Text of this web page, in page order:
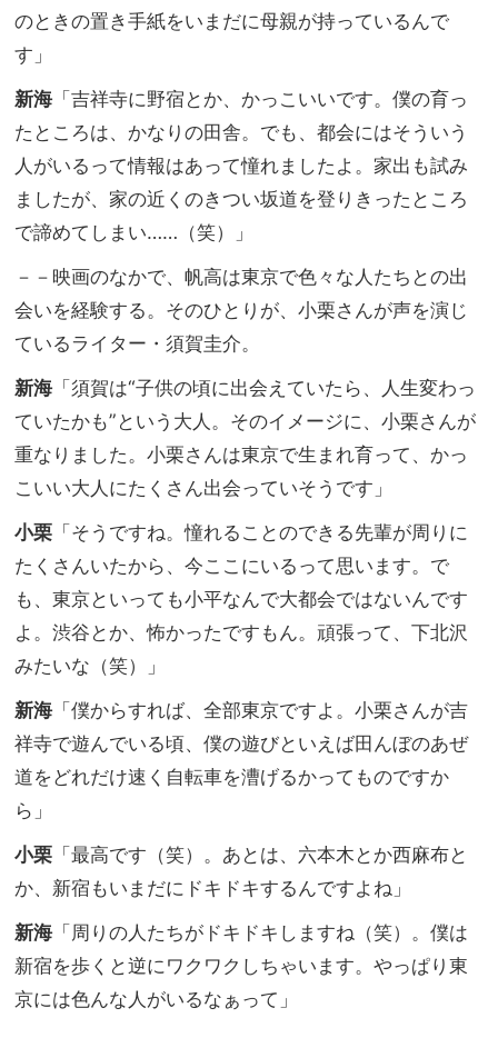
のときの置き手紙をいまだに母親が持っているんで
す」
新海「吉祥寺に野宿とか、かっこいいです。僕の育っ
たところは、かなりの田舎。でも、都会にはそういう
人がいるって情報はあって憧れましたよ。家出も試み
ましたが、家の近くのきつい坂道を登りきったところ
で諦めてしまい……（笑）」
－－映画のなかで、帆高は東京で色々な人たちとの出
会いを経験する。そのひとりが、小栗さんが声を演じ
ているライター・須賀圭介。
新海「須賀は“子供の頃に出会えていたら、人生変わっ
ていたかも”という大人。そのイメージに、小栗さんが
重なりました。小栗さんは東京で生まれ育って、かっ
こいい大人にたくさん出会っていそうです」
小栗 「そうですね。憧れることのできる先輩が周りに
たくさんいたから、今ここにいるって思います。で
も、東京といっても小平なんで大都会ではないんです
よ。渋谷とか、怖かったですもん。頑張って、下北沢
みたいな（笑）」
新海「僕からすれば、全部東京ですよ。小栗さんが吉
祥寺で遊んでいる頃、僕の遊びといえば田んぼのあぜ
道をどれだけ速く自転車を漕げるかってものですか
ら」
小栗 「最高です（笑）。あとは、六本木とか西麻布と
か、新宿もいまだにドキドキするんですよね」
新海「周りの人たちがドキドキしますね（笑）。僕は
新宿を歩くと逆にワクワクしちゃいます。やっぱり東
京には色んな人がいるなぁって」